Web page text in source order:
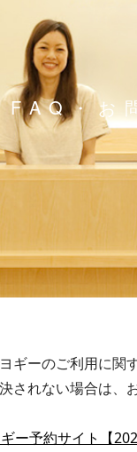
FAQ・お
ギーのご利用に関
されない場合は、
ー予約サイト【